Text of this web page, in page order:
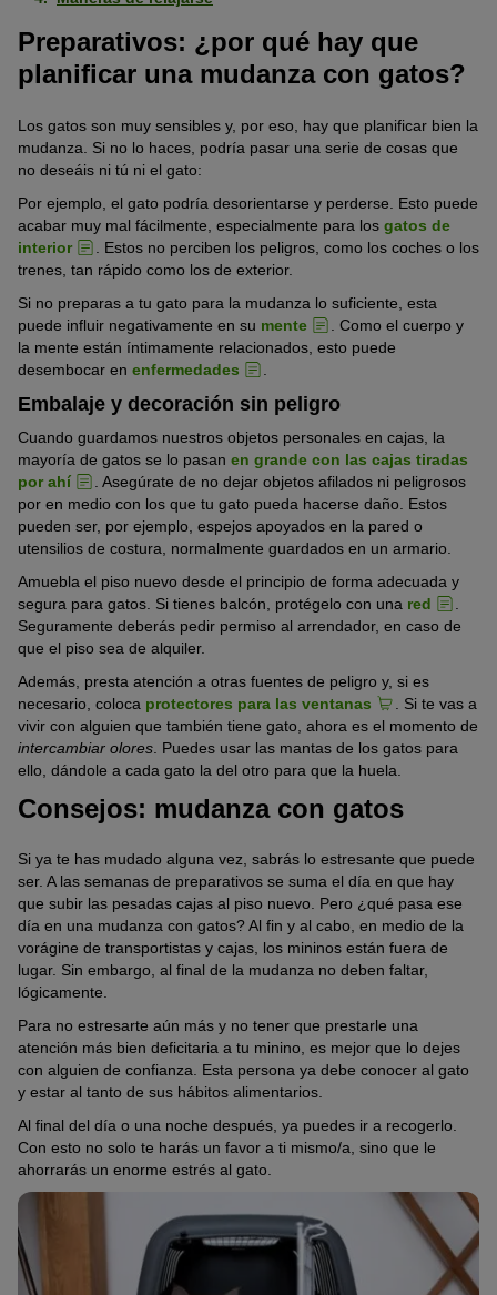
Preparativos: ¿por qué hay que
planificar una mudanza con gatos?
Los gatos son muy sensibles y, por eso, hay que planificar bien la
mudanza. Si no lo haces, podría pasar una serie de cosas que
no deseáis ni tú ni el gato:
Por ejemplo, el gato podría desorientarse y perderse. Esto puede
acabar muy mal fácilmente, especialmente para los gatos de
interior
. Estos no perciben los peligros, como los coches o los
trenes, tan rápido como los de exterior.
Si no preparas a tu gato para la mudanza lo suficiente, esta
puede influir negativamente en su mente
. Como el cuerpo y
la mente están íntimamente relacionados, esto puede
desembocar en enfermedades
Embalaje y decoración sin peligro
Cuando guardamos nuestros objetos personales en cajas, la
mayoría de gatos se lo pasan en grande con las cajas tiradas
por ahí
. Asegúrate de no dejar objetos afilados ni peligrosos
por en medio con los que tu gato pueda hacerse daño. Estos
pueden ser, por ejemplo, espejos apoyados en la pared o
utensilios de costura, normalmente guardados en un armario.
Amuebla el piso nuevo desde el principio de forma adecuada y
segura para gatos. Si tienes balcón, protégelo con una red
Seguramente deberás pedir permiso al arrendador, en caso de
que el piso sea de alquiler.
Además, presta atención a otras fuentes de peligro y, si es
necesario, coloca protectores para las ventanas
. Si te vas a
vivir con alguien que también tiene gato, ahora es el momento de
intercambiar olores . Puedes usar las mantas de los gatos para
ello, dándole a cada gato la del otro para que la huela.
Consejos: mudanza con gatos
Si ya te has mudado alguna vez, sabrás lo estresante que puede
ser. A las semanas de preparativos se suma el día en que hay
que subir las pesadas cajas al piso nuevo. Pero ¿qué pasa ese
día en una mudanza con gatos? Al fin y al cabo, en medio de la
vorágine de transportistas y cajas, los mininos están fuera de
lugar. Sin embargo, al final de la mudanza no deben faltar,
lógicamente.
Para no estresarte aún más y no tener que prestarle una
atención más bien deficitaria a tu minino, es mejor que lo dejes
con alguien de confianza. Esta persona ya debe conocer al gato
y estar al tanto de sus hábitos alimentarios.
Al final del día o una noche después, ya puedes ir a recogerlo.
Con esto no solo te harás un favor a ti mismo/a, sino que le
ahorrarás un enorme estrés al gato.